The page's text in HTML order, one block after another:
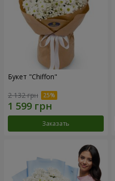
Букет "Chiffon"
2 132 грн
Заказать